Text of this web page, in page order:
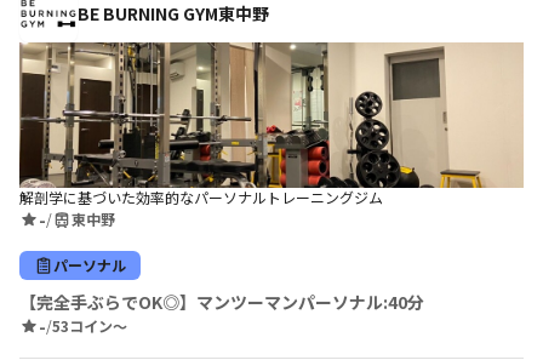
BE BURNING GYM東中野
解剖学に基づいた効率的なパーソナルトレーニングジム
-/ 東中野
パーソナル
【完全手ぶらでOK◎】マンツーマンパーソナル:40分
-/53コイン〜